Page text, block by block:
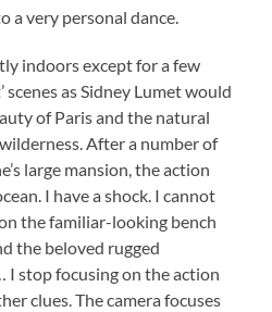
a very personal dance.
indoors except for a few
scenes as Sidney Lumet would
of Paris and the natural
After a number of
large mansion, the action
I have a shock. I cannot
the familiar-looking bench
the beloved rugged
I stop focusing on the action
clues. The camera focuses